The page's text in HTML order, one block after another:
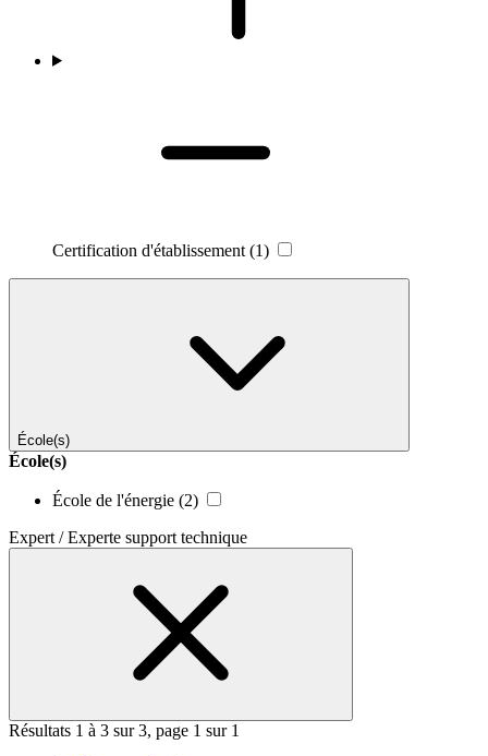
Certification d'établissement (1)
École(s)
École(s)
École de l'énergie (2)
Expert / Experte support technique
Résultats 1 à 3 sur 3, page 1 sur 1